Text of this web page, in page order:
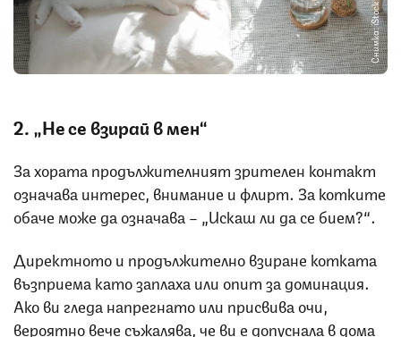
Снимка: iStock
2. „Не се взирай в мен“
За хората продължителният зрителен контакт
означава интерес, внимание и флирт. За котките
обаче може да означава – „Искаш ли да се бием?“.
Директното и продължително взиране котката
възприема като заплаха или опит за доминация.
Ако ви гледа напрегнато или присвива очи,
вероятно вече съжалява, че ви е допуснала в дома